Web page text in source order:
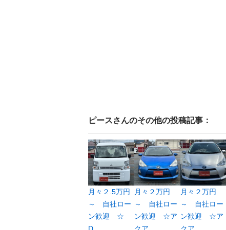
ピースさんのその他の投稿記事：
月々２.5万円
～ 自社ロー
ン歓迎 ☆
月々２万円
～ 自社ロー
ン歓迎 ☆ア
月々２万円
～ 自社ロー
ン歓迎 ☆ア